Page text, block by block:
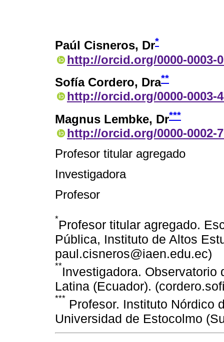
Paúl Cisneros, Dr*
http://orcid.org/0000-0003-
Sofía Cordero, Dra**
http://orcid.org/0000-0003-
Magnus Lembke, Dr***
http://orcid.org/0000-0002-
Profesor titular agregado
Investigadora
Profesor
*Profesor titular agregado.
Pública, Instituto de Altos
paul.cisneros@iaen.edu.ec)
**Investigadora.
Latina (Ecuador).
*** Profesor. Instituto Nórdico
Universidad de Estocolmo